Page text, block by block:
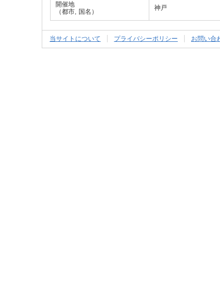
開催地
（都市, 国名）
神戸
当サイトについて プライバシーポリシー お問い合